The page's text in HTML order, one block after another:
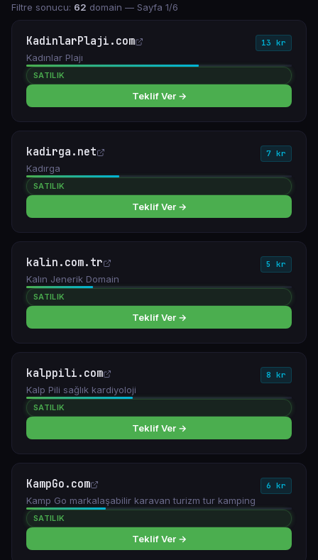
Filtre sonucu: 62 domain — Sayfa 1/6
KadinlarPlaji.com 13 kr
Kadınlar Plajı
SATILIK
Teklif Ver →
kadirga.net 7 kr
Kadırga
SATILIK
Teklif Ver →
kalin.com.tr 5 kr
Kalın Jenerik Domain
SATILIK
Teklif Ver →
kalppili.com 8 kr
Kalp Pili sağlık kardiyoloji
SATILIK
Teklif Ver →
KampGo.com 6 kr
Kamp Go markalaşabilir karavan turizm tur kamping
SATILIK
Teklif Ver →